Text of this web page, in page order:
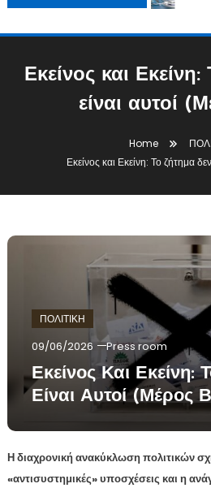
Εκείνος και
είναι αυτοί
Home
Εκείνος και Εκείνη: Το ζήτημα
ΠΟΛΙΤΙΚΗ
09/06/2026 Press room
Εκείνος Και Εκείνη:
Είναι Αυτοί (Μέρος
Η διαχρονική ανακύκλωση πολιτικών
«αντισυστημικές» υποσχέσεις και η